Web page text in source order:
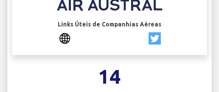
Links Úteis de Companhias Aéreas
14